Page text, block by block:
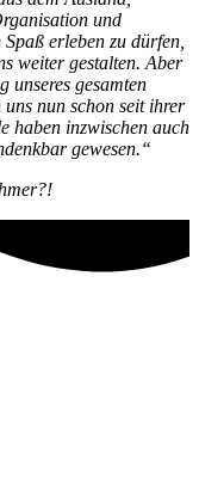
und
erleben zu dürfen,
weiter gestalten.Aber
unseres gesamten
nun schon seit ihrer
haben inzwischen auch
gewesen.“